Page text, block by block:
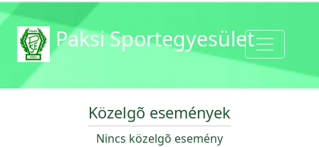
Paksi Sportegyesület
Közelgõ események
Nincs közelgõ esemény